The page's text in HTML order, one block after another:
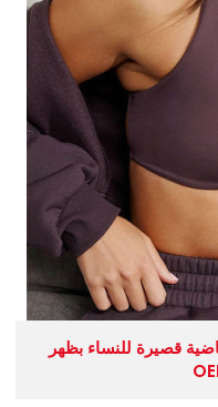
قصيرة للنساء بظهر